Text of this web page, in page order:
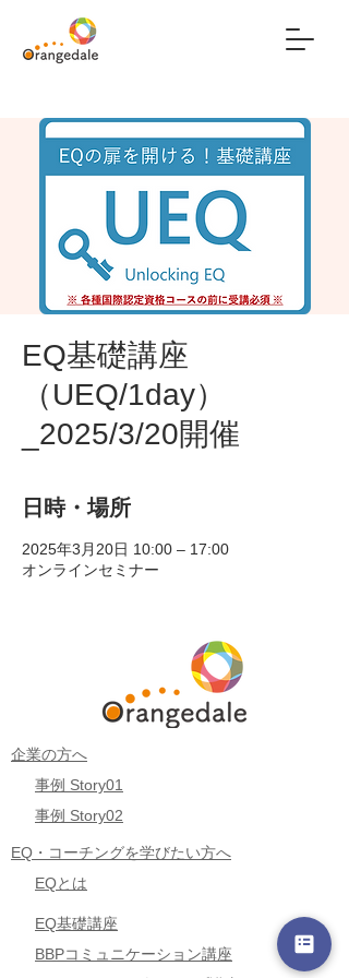
EQ基礎講座
（UEQ/1day）
_2025/3/20開催
日時・場所
2025年3月20日 10:00 – 17:00
オンラインセミナー
企業の方へ
事例 Story01
事例 Story02
EQ・コーチングを学びたい方へ
EQとは
EQ基礎講座
BBPコミュニケーション講座